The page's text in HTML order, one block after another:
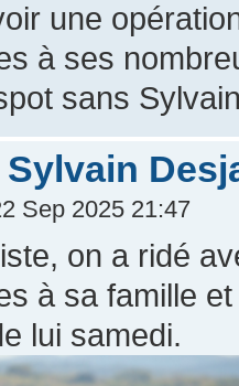
une
à ses
sans
Sylvain
Sep 2025 21:47
on a ridé
à sa famille
lui samedi.